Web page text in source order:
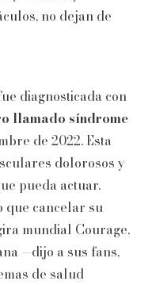
no dejan de
diagnosticada con
llamado síndrome
de 2022. Esta
dolorosos y
pueda actuar.
que cancelar su
mundial Courage,
—dijo a sus fans,
de salud